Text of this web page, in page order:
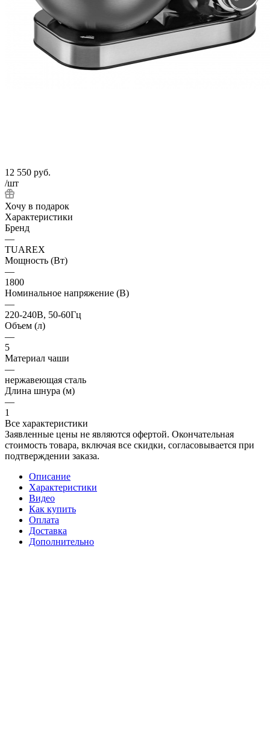
12 550 руб.
/шт
Хочу в подарок
Характеристики
Бренд
—
TUAREX
Мощность (Вт)
—
1800
Номинальное напряжение (В)
—
220-240В, 50-60Гц
Объем (л)
—
5
Материал чаши
—
нержавеющая сталь
Длина шнура (м)
—
1
Все характеристики
Заявленные цены не являются офертой. Окончательная
стоимость товара, включая все скидки, согласовывается при
подтверждении заказа.
Описание
Характеристики
Видео
Как купить
Оплата
Доставка
Дополнительно